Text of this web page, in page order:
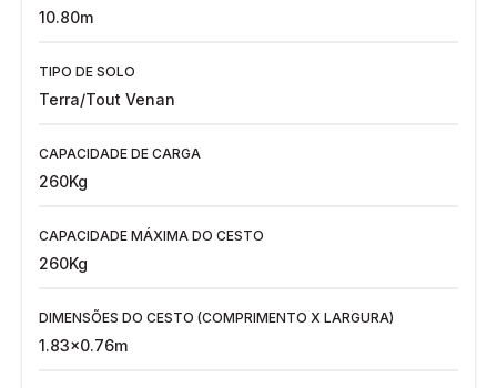
10.80m
TIPO DE SOLO
Terra/Tout Venan
CAPACIDADE DE CARGA
260Kg
CAPACIDADE MÁXIMA DO CESTO
260Kg
DIMENSÕES DO CESTO (COMPRIMENTO X LARGURA)
1.83x0.76m